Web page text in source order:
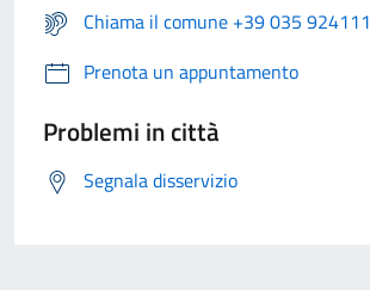
Chiama il comune +39 035 924111
Prenota un appuntamento
Problemi in città
Segnala disservizio